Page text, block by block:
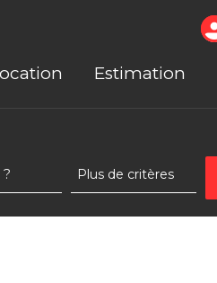
Estimation